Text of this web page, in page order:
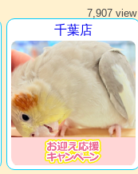
7,907 view
千葉店